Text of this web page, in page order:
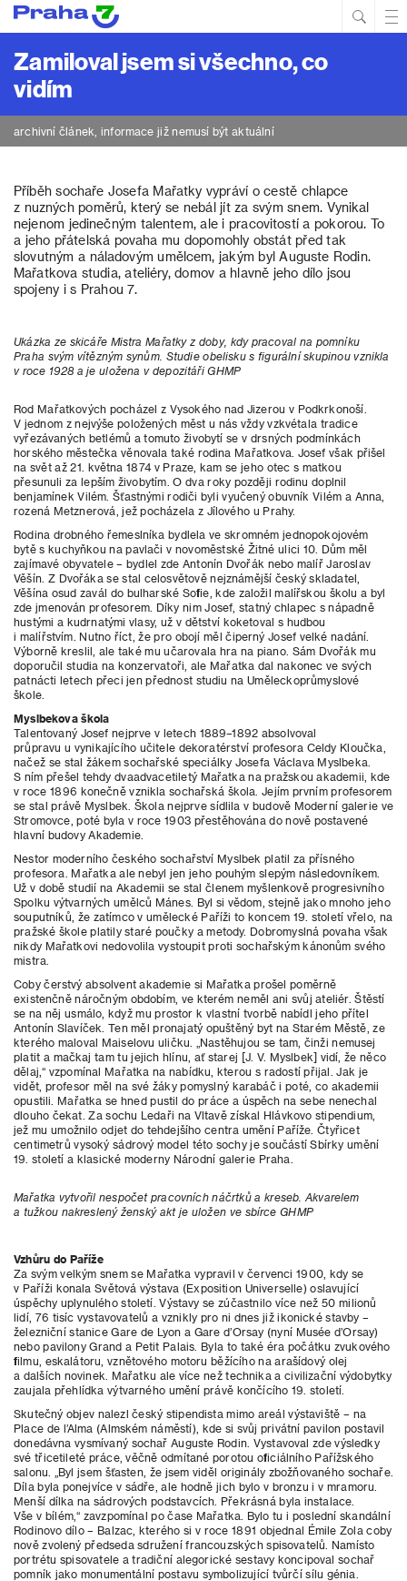
Zamiloval jsem si všechno, co
vidím
archivní článek, informace již nemusí být aktuální
Příběh sochaře Josefa Mařatky vypráví o cestě chlapce
z nuzných poměrů, který se nebál jít za svým snem. Vynikal
nejenom jedinečným talentem, ale i pracovitostí a pokorou. To
a jeho přátelská povaha mu dopomohly obstát před tak
slovutným a náladovým umělcem, jakým byl Auguste Rodin.
Mařatkova studia, ateliéry, domov a hlavně jeho dílo jsou
spojeny i s Prahou 7.
Ukázka ze skicáře Mistra Mařatky z doby, kdy pracoval na pomníku
Praha svým vítězným synům. Studie obelisku s figurální skupinou vznikla
v roce 1928 a je uložena v depozitáři GHMP
Rod Mařatkových pocházel z Vysokého nad Jizerou v Podkrkonoší.
V jednom z nejvýše položených měst u nás vždy vzkvétala tradice
vyřezávaných betlémů a tomuto živobytí se v drsných podmínkách
horského městečka věnovala také rodina Mařatkova. Josef však přišel
na svět až 21. května 1874 v Praze, kam se jeho otec s matkou
přesunuli za lepším živobytím. O dva roky později rodinu doplnil
benjamínek Vilém. Šťastnými rodiči byli vyučený obuvník Vilém a Anna,
rozená Metznerová, jež pocházela z Jílového u Prahy.
Rodina drobného řemeslníka bydlela ve skromném jednopokojovém
bytě s kuchyňkou na pavlači v novoměstské Žitné ulici 10. Dům měl
zajímavé obyvatele – bydlel zde Antonín Dvořák nebo malíř Jaroslav
Věšín. Z Dvořáka se stal celosvětově nejznámější český skladatel,
Věšína osud zavál do bulharské Sofie, kde založil malířskou školu a byl
zde jmenován profesorem. Díky nim Josef, statný chlapec s nápadně
hustými a kudrnatými vlasy, už v dětství koketoval s hudbou
i malířstvím. Nutno říct, že pro obojí měl čiperný Josef velké nadání.
Výborně kreslil, ale také mu učarovala hra na piano. Sám Dvořák mu
doporučil studia na konzervatoři, ale Mařatka dal nakonec ve svých
patnácti letech přeci jen přednost studiu na Uměleckoprůmyslové
škole.
Myslbekova škola
Talentovaný Josef nejprve v letech 1889–1892 absolvoval
průpravu u vynikajícího učitele dekoratérství profesora Celdy Kloučka,
načež se stal žákem sochařské speciálky Josefa Václava Myslbeka.
S ním přešel tehdy dvaadvacetiletý Mařatka na pražskou akademii, kde
v roce 1896 konečně vznikla sochařská škola. Jejím prvním profesorem
se stal právě Myslbek. Škola nejprve sídlila v budově Moderní galerie ve
Stromovce, poté byla v roce 1903 přestěhována do nově postavené
hlavní budovy Akademie.
Nestor moderního českého sochařství Myslbek platil za přísného
profesora. Mařatka ale nebyl jen jeho pouhým slepým následovníkem.
Už v době studií na Akademii se stal členem myšlenkově progresivního
Spolku výtvarných umělců Mánes. Byl si vědom, stejně jako mnoho jeho
souputníků, že zatímco v umělecké Paříži to koncem 19. století vřelo, na
pražské škole platily staré poučky a metody. Dobromyslná povaha však
nikdy Mařatkovi nedovolila vystoupit proti sochařským kánonům svého
mistra.
Coby čerstvý absolvent akademie si Mařatka prošel poměrně
existenčně náročným obdobím, ve kterém neměl ani svůj ateliér. Štěstí
se na něj usmálo, když mu prostor k vlastní tvorbě nabídl jeho přítel
Antonín Slavíček. Ten měl pronajatý opuštěný byt na Starém Městě, ze
kterého maloval Maiselovu uličku. „Nastěhujou se tam, činži nemusej
platit a mačkaj tam tu jejich hlínu, ať starej [J. V. Myslbek] vidí, že něco
dělaj,“ vzpomínal Mařatka na nabídku, kterou s radostí přijal. Jak je
vidět, profesor měl na své žáky pomyslný karabáč i poté, co akademii
opustili. Mařatka se hned pustil do práce a úspěch na sebe nenechal
dlouho čekat. Za sochu Ledaři na Vltavě získal Hlávkovo stipendium,
jež mu umožnilo odjet do tehdejšího centra umění Paříže. Čtyřicet
centimetrů vysoký sádrový model této sochy je součástí Sbírky umění
19. století a klasické moderny Národní galerie Praha.
Mařatka vytvořil nespočet pracovních náčrtků a kreseb. Akvarelem
a tužkou nakreslený ženský akt je uložen ve sbírce GHMP
Vzhůru do Paříže
Za svým velkým snem se Mařatka vypravil v červenci 1900, kdy se
v Paříži konala Světová výstava (Exposition Universelle) oslavující
úspěchy uplynulého století. Výstavy se zúčastnilo více než 50 milionů
lidí, 76 tisíc vystavovatelů a vznikly pro ni dnes již ikonické stavby –
železniční stanice Gare de Lyon a Gare d’Orsay (nyní Musée d’Orsay)
nebo pavilony Grand a Petit Palais. Byla to také éra počátku zvukového
filmu, eskalátoru, vznětového motoru běžícího na arašídový olej
a dalších novinek. Mařatku ale více než technika a civilizační výdobytky
zaujala přehlídka výtvarného umění právě končícího 19. století.
Skutečný objev nalezl český stipendista mimo areál výstaviště – na
Place de l’Alma (Almském náměstí), kde si svůj privátní pavilon postavil
donedávna vysmívaný sochař Auguste Rodin. Vystavoval zde výsledky
své třicetileté práce, věčně odmítané porotou oficiálního Pařížského
salonu. „Byl jsem šťasten, že jsem viděl originály zbožňovaného sochaře.
Díla byla ponejvíce v sádře, ale hodně jich bylo v bronzu i v mramoru.
Menší dílka na sádrových podstavcích. Překrásná byla instalace.
Vše v bílém,“ zavzpomínal po čase Mařatka. Bylo tu i poslední skandální
Rodinovo dílo – Balzac, kterého si v roce 1891 objednal Émile Zola coby
nově zvolený předseda sdružení francouzských spisovatelů. Namísto
portrétu spisovatele a tradiční alegorické sestavy koncipoval sochař
pomník jako monumentální postavu symbolizující tvůrčí sílu génia.